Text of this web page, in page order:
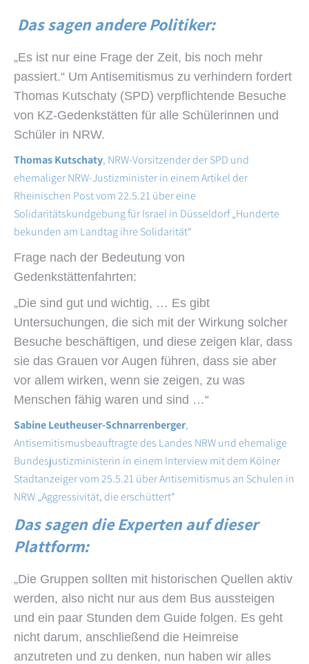
Das sagen andere Politiker:
„Es ist nur eine Frage der Zeit, bis noch mehr
passiert.“ Um Antisemitismus zu verhindern fordert
Thomas Kutschaty (SPD) verpflichtende Besuche
von KZ-Gedenkstätten für alle Schülerinnen und
Schüler in NRW.
Thomas Kutschaty, NRW-Vorsitzender der SPD und
ehemaliger NRW-Justizminister in einem Artikel der
Rheinischen Post vom 22.5.21 über eine
Solidaritätskundgebung für Israel in Düsseldorf „Hunderte
bekunden am Landtag ihre Solidarität“
Frage nach der Bedeutung von
Gedenkstättenfahrten:
„Die sind gut und wichtig, … Es gibt
Untersuchungen, die sich mit der Wirkung solcher
Besuche beschäftigen, und diese zeigen klar, dass
sie das Grauen vor Augen führen, dass sie aber
vor allem wirken, wenn sie zeigen, zu was
Menschen fähig waren und sind …“
Sabine Leutheuser-Schnarrenberger,
Antisemitismusbeauftragte des Landes NRW und ehemalige
Bundesjustizministerin in einem Interview mit dem Kölner
Stadtanzeiger vom 25.5.21 über Antisemitismus an Schulen in
NRW „Aggressivität, die erschüttert“
Das sagen die Experten auf dieser
Plattform:
„Die Gruppen sollten mit historischen Quellen aktiv
werden, also nicht nur aus dem Bus aussteigen
und ein paar Stunden dem Guide folgen. Es geht
nicht darum, anschließend die Heimreise
anzutreten und zu denken, nun haben wir alles